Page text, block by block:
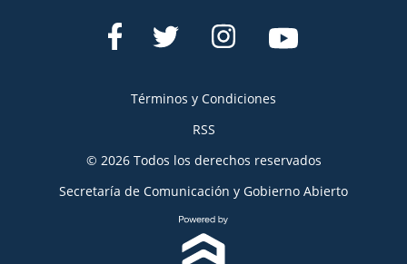
Términos y Condiciones
RSS
© 2026 Todos los derechos reservados
Secretaría de Comunicación y Gobierno Abierto